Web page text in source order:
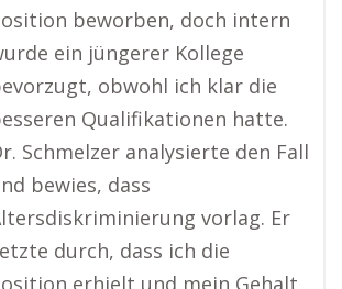
beworben, doch intern
ein jüngerer Kollege
obwohl ich klar die
Qualifikationen hatte.
Schmelzer analysierte den Fall
bewies, dass
vorlag. Er
durch, dass ich die
erhielt und mein Gehalt